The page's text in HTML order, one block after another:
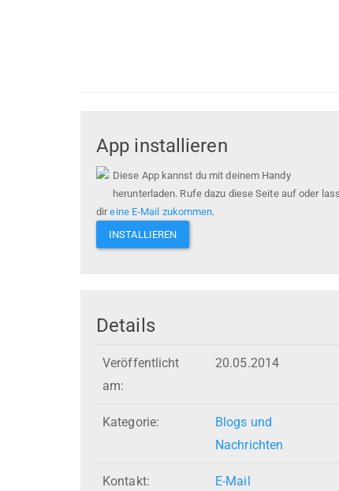
App installieren
Diese App kannst du mit deinem Handy
herunterladen. Rufe dazu diese Seite auf oder
direine E-Mail zukommen.
INSTALLIEREN
Details
Veröffentlicht
am:
20.05.2014
Kategorie:
Blogs und
Nachrichten
Kontakt: E-Mail